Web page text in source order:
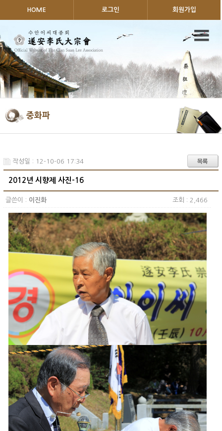
HOME 로그인 회원가입
중화파
작성일 : 12-10-06 17:34
2012년 시향제 사진-16
글쓴이 : 이진화 조회 : 2,466